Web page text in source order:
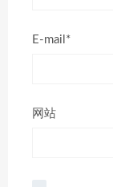
E-mail*
网站